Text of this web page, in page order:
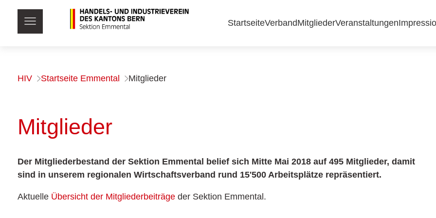
StartseiteVerbandMitgliederVeranstaltungen
HIV Startseite Emmental Mitglieder
Mitglieder
Der Mitgliederbestand der Sektion Emmental belief sich Mitte Mai 2018 auf 495 Mitglieder, damit
sind in unserem regionalen Wirtschaftsverband rund 15'500 Arbeitsplätze repräsentiert.
Aktuelle Übersicht der Mitgliederbeiträge der Sektion Emmental.